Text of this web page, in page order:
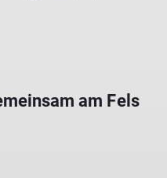
am Fels